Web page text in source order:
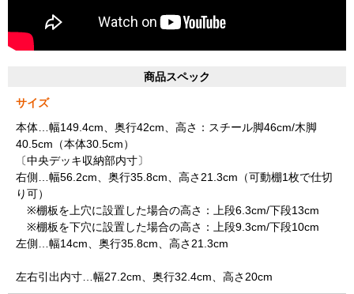
商品スペック
サイズ
本体…幅149.4cm、奥行42cm、高さ：スチール脚46cm/木脚
40.5cm（本体30.5cm）
〔中央デッキ収納部内寸〕
右側…幅56.2cm、奥行35.8cm、高さ21.3cm（可動棚1枚で仕切
り可）
※棚板を上穴に設置した場合の高さ：上段6.3cm/下段13cm
※棚板を下穴に設置した場合の高さ：上段9.3cm/下段10cm
左側…幅14cm、奥行35.8cm、高さ21.3cm
左右引出内寸…幅27.2cm、奥行32.4cm、高さ20cm